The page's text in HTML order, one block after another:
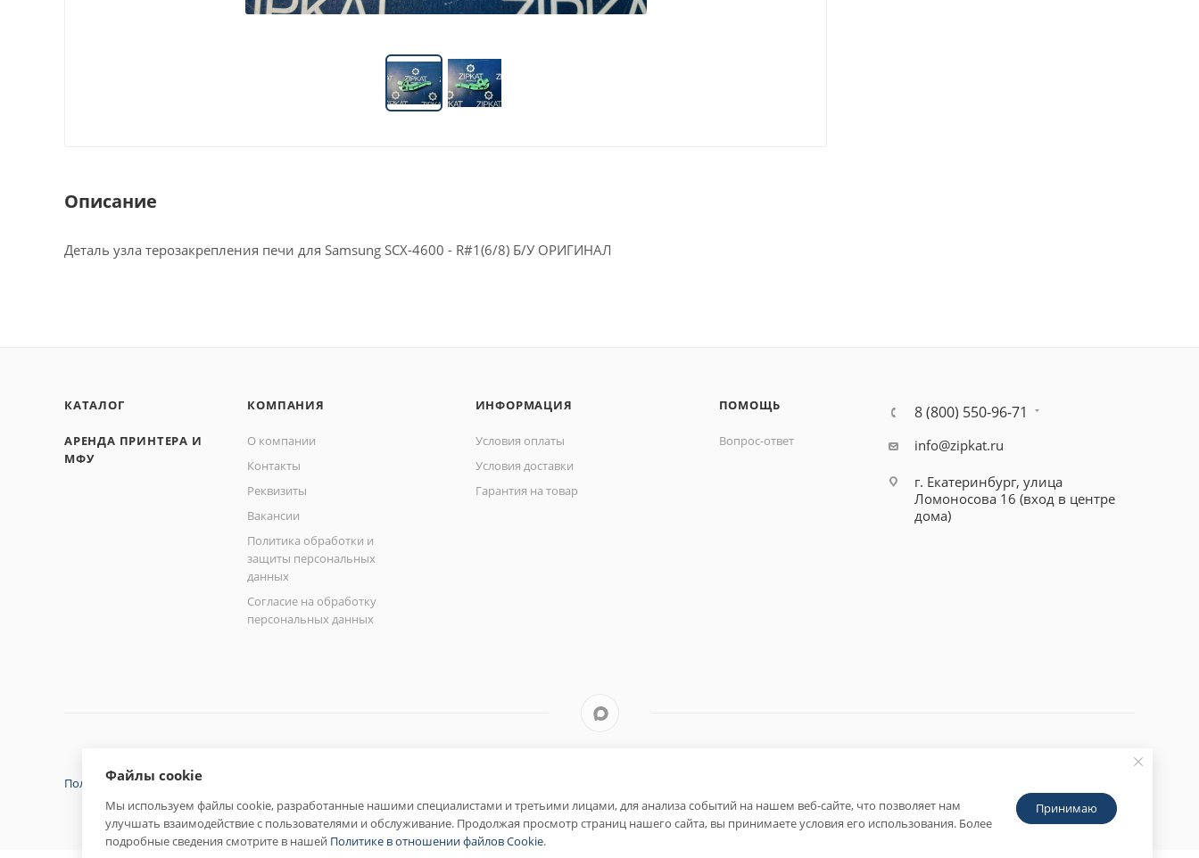
Описание
Деталь узла терозакрепления печи для Samsung SCX-4600 - R#1(6/8) Б/У ОРИГИНАЛ
КАТАЛОГ
АРЕНДА ПРИНТЕРА И
МФУ
КОМПАНИЯ
О компании
Контакты
Реквизиты
Вакансии
Политика обработки и
защиты персональных
данных
Согласие на обработку
персональных данных
ИНФОРМАЦИЯ
Условия оплаты
Условия доставки
Гарантия на товар
ПОМОЩЬ
Вопрос-ответ
8 (800) 550-96-71
info@zipkat.ru
г. Екатеринбург, улица
Ломоносова 16 (вход в центре
дома)
Политика конфиденциальности
Файлы cookie
Мы используем файлы cookie, разработанные нашими специалистами и третьими лицами, для анализа событий на нашем веб-сайте, что позволяет нам
улучшать взаимодействие с пользователями и обслуживание. Продолжая просмотр страниц нашего сайта, вы принимаете условия его использования. Более
подробные сведения смотрите в нашей Политике в отношении файлов Cookie.
Принимаю